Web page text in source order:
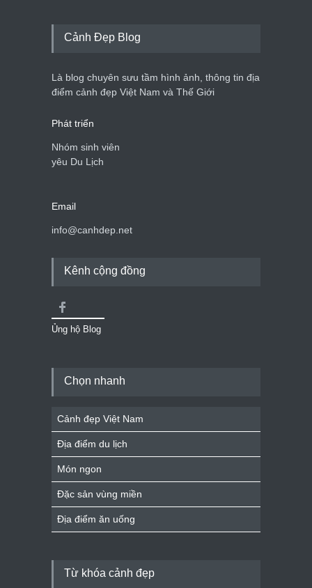
Cảnh Đẹp Blog
Là blog chuyên sưu tầm hình ảnh, thông tin địa
điểm cảnh đẹp Việt Nam và Thế Giới
Phát triển
Nhóm sinh viên
yêu Du Lịch
Email
info@canhdep.net
Kênh cộng đồng
Ủng hộ Blog
Chọn nhanh
Cảnh đẹp Việt Nam
Địa điểm du lịch
Món ngon
Đặc sản vùng miền
Địa điểm ăn uống
Từ khóa cảnh đẹp